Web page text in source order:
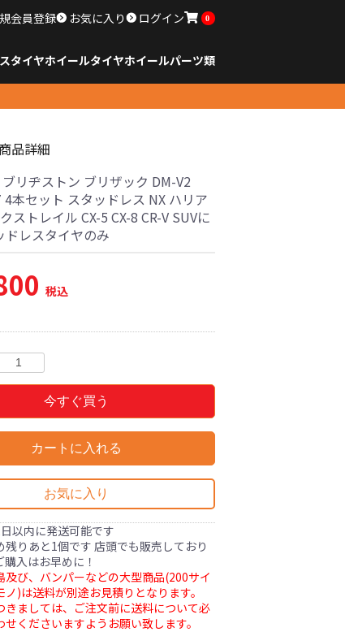
会員登録 お気に入り ログイン 0
タイヤホイールタイヤホイールパーツ類
商品詳細
ブリヂストン ブリザック DM-V2
本セット スタッドレス NX ハリア
ストレイル CX-5 CX-8 CR-V SUVに
ドレスタイヤのみ
税込
今すぐ買う
カートに入れる
お気に入り
以内に発送可能です
残りあと1個です 店頭でも販売しており
購入はお早めに！
び、バンパーなどの大型商品(200サイ
ノ)は送料が別途お見積りとなります。
きましては、ご注文前に送料について必
くださいますようお願い致します。